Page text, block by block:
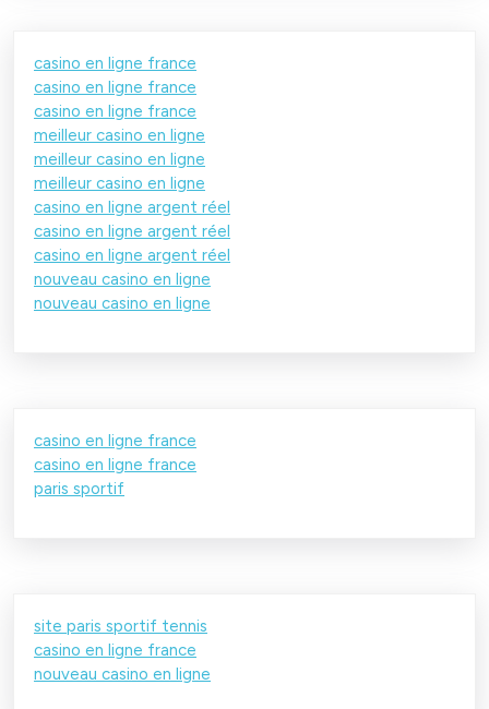
casino en ligne france
casino en ligne france
casino en ligne france
meilleur casino en ligne
meilleur casino en ligne
meilleur casino en ligne
casino en ligne argent réel
casino en ligne argent réel
casino en ligne argent réel
nouveau casino en ligne
nouveau casino en ligne
casino en ligne france
casino en ligne france
paris sportif
site paris sportif tennis
casino en ligne france
nouveau casino en ligne